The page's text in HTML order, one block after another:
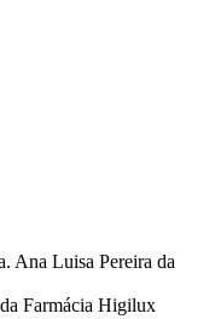
Ana Luisa Pereira da
Farmácia Higilux